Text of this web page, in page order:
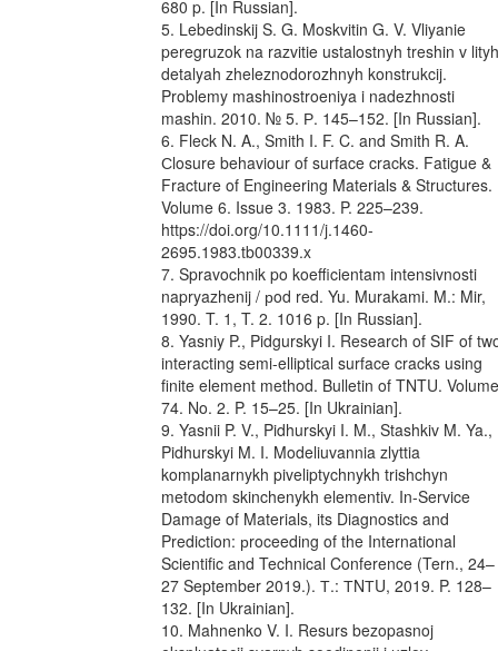
680 p. [In Russian].
5. Lebedinskij S. G. Moskvitin G. V. Vliyanie
peregruzok na razvitie ustalostnyh treshin v lityh
detalyah zheleznodorozhnyh konstrukcij.
Problemy mashinostroeniya i nadezhnosti
mashin. 2010. № 5. Р. 145–152. [In Russian].
6. Fleck N. A., Smith I. F. C. and Smith R. A.
Сlosure behaviour of surface cracks. Fatigue &
Fracture of Engineering Materials & Structures.
Volume 6. Issue 3. 1983. P. 225–239.
https://doi.org/10.1111/j.1460-
2695.1983.tb00339.x
7. Spravochnik po koefficientam intensivnosti
napryazhenij / рod red. Yu. Murakami. M.: Mir,
1990. T. 1, T. 2. 1016 p. [In Russian].
8. Yasniy P., Pidgurskyi I. Research of SIF of
interacting semi-elliptical surface cracks using
finite element method. Bulletin of TNTU. Volume
74. No. 2. P. 15–25. [In Ukrainian].
9. Yasnii P. V., Pidhurskyi I. M., Stashkiv M. Ya.,
Pidhurskyi M. I. Modeliuvannia zlyttia
komplanarnykh piveliptychnykh trishchyn
metodom skinchenykh elementiv. In-Service
Damage of Materials, its Diagnostics and
Prediction: рroceeding of the International
Scientific and Technical Conference (Tern., 24–
27 September 2019.). Т.: ТNТU, 2019. P. 128–
132. [In Ukrainian].
10. Mahnenko V. I. Resurs bezopasnoj